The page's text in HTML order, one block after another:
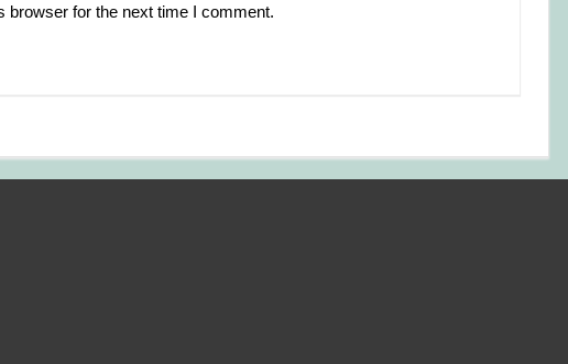
browser for the next time I comment.